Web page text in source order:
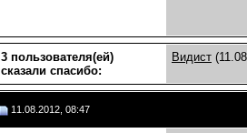
3 пользователя(ей)
сказали cпасибо:
Видист
11.08.2012, 08:47